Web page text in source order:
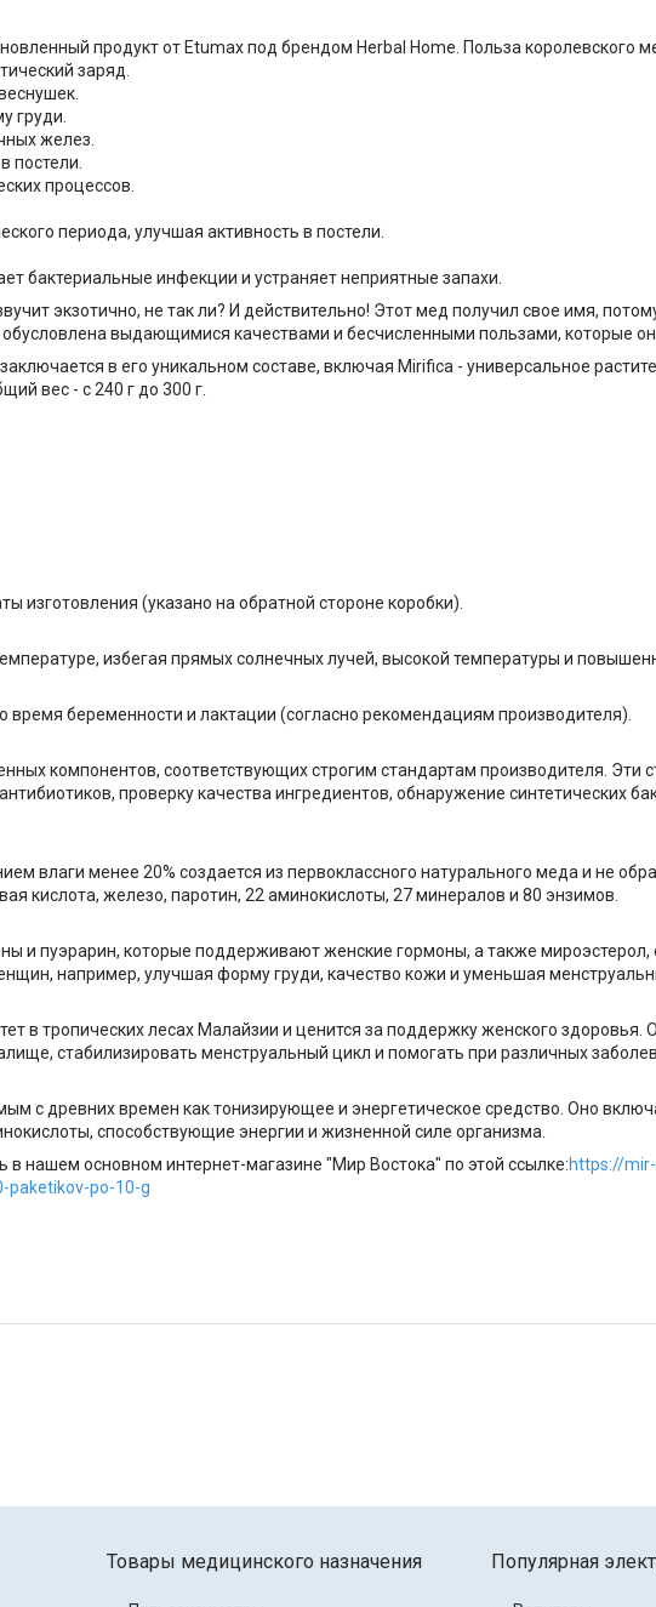
продукт от Etumax под брендом Herbal Home. Польза королевского
заряд.
груди.
желез.
постели.
процессов.
периода, улучшая активность в постели.
бактериальные инфекции и устраняет неприятные запахи.
экзотично, не так ли? И действительно! Этот мед получил свое имя,
обусловлена выдающимися качествами и бесчисленными пользами, которые
в его уникальном составе, включая Mirifica - универсальное
вес - с 240 г до 300 г.
изготовления (указано на обратной стороне коробки).
избегая прямых солнечных лучей, высокой температуры и
время беременности и лактации (согласно рекомендациям производителя).
компонентов, соответствующих строгим стандартам производителя.
проверку качества ингредиентов, обнаружение синтетических
влаги менее 20% создается из первоклассного натурального меда и не
кислота, железо, паротин, 22 аминокислоты, 27 минералов и 80 энзимов.
и пуэрарин, которые поддерживают женские гормоны, а также
например, улучшая форму груди, качество кожи и уменьшая
в тропических лесах Малайзии и ценится за поддержку женского
стабилизировать менструальный цикл и помогать при различных
с древних времен как тонизирующее и энергетическое средство. Оно
способствующие энергии и жизненной силе организма.
нашем основном интернет-магазине "Мир Востока" по этой ссылке:https://
paketikov-po-10-g
Товары медицинского назначения Популярная